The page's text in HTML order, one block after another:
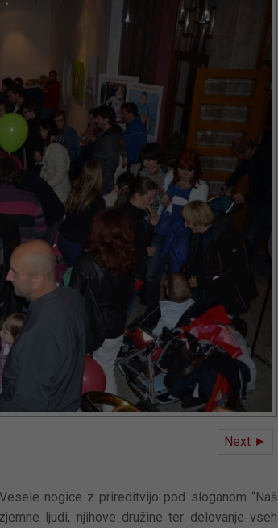
Next ►
nogice z prireditvijo pod sloganom “Naš
ljudi, njihove družine ter delovanje vseh